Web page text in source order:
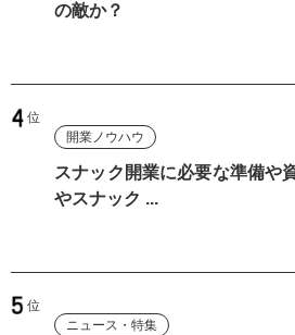
の敵か？
開業ノウハウ
スナック開業に必要な準備や
やスナック ...
ニュース・特集